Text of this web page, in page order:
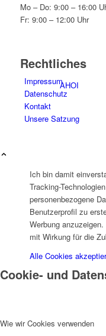
AHOI
AHOI II
PKD
Mo – Do: 9:00 – 16:00
Fr: 9:00 – 12:00 Uhr
Rechtliches
Impressum
Datenschutz
Kontakt
Unsere Satzung
Ich bin damit
Tracking-
personenbezogene
Benutzerprofil zu
Werbung
mit Wirkung für die
Alle Cookies
Cookie- und
Wie wir Cookies verwenden